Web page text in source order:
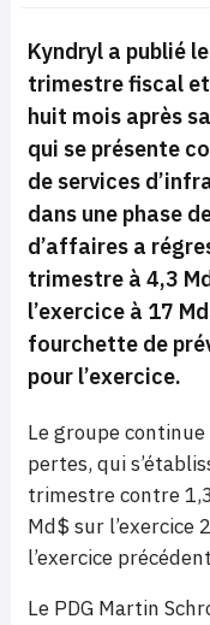
Kyndryl a publié
trimestre fiscal
huit mois après
qui se présente
de services
dans une phase
d’affaires a
trimestre à 4,3
l’exercice à 17
fourchette de
pour l’exercice.
Le groupe
pertes, qui
trimestre contre
Md$ sur l’exercice
l’exercice
Le PDG Martin